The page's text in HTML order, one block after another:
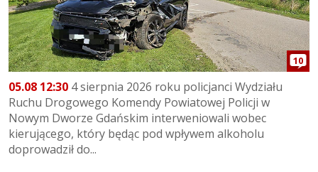
10
05.08 12:30 4 sierpnia 2026 roku policjanci Wydziału
Ruchu Drogowego Komendy Powiatowej Policji w
Nowym Dworze Gdańskim interweniowali wobec
kierującego, który będąc pod wpływem alkoholu
doprowadził do...